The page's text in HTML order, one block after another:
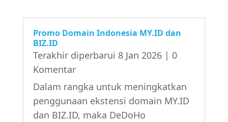
Promo Domain Indonesia MY.ID dan
BIZ.ID
Terakhir diperbarui 8 Jan 2026| 0
Komentar
Dalam rangka untuk meningkatkan
penggunaan ekstensi domain MY.ID
dan BIZ.ID, maka DeDoHo